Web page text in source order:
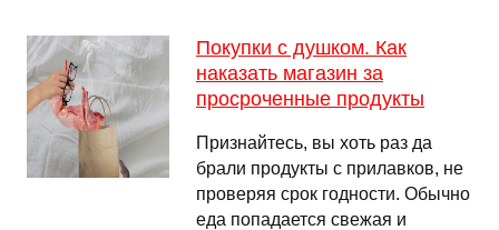
Покупки с душком. Как
наказать магазин за
просроченные продукты
Признайтесь, вы хоть раз да
брали продукты с прилавков, не
проверяя срок годности. Обычно
еда попадается свежая и